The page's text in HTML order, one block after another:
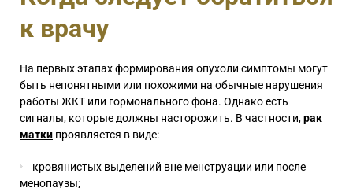
к врачу
На первых этапах формирования опухоли симптомы могут
быть непонятными или похожими на обычные нарушения
работы ЖКТ или гормонального фона. Однако есть
сигналы, которые должны насторожить. В частности,рак
матки проявляется в виде:
кровянистых выделений вне менструации или после
менопаузы;